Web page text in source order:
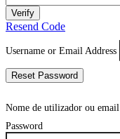
Verify
Resend Code
Username or Email Address
Reset Password
Nome de utilizador ou email
Password